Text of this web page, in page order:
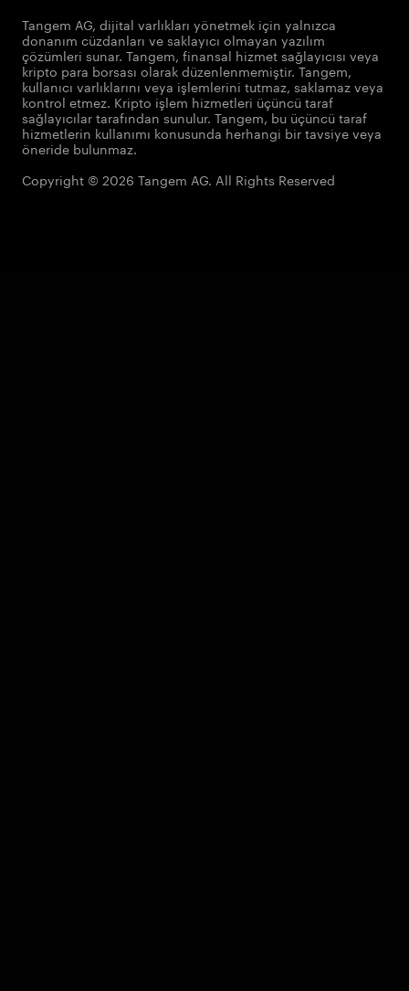
Tangem AG, dijital varlıkları yönetmek için yalnızca
donanım cüzdanları ve saklayıcı olmayan yazılım
çözümleri sunar. Tangem, finansal hizmet sağlayıcısı veya
kripto para borsası olarak düzenlenmemiştir. Tangem,
kullanıcı varlıklarını veya işlemlerini tutmaz, saklamaz veya
kontrol etmez. Kripto işlem hizmetleri üçüncü taraf
sağlayıcılar tarafından sunulur. Tangem, bu üçüncü taraf
hizmetlerin kullanımı konusunda herhangi bir tavsiye veya
öneride bulunmaz.